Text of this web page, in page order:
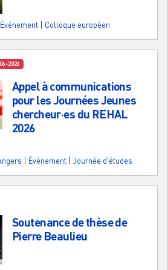
Événement Colloque européen
2026
Appel à communications
pour les Journées Jeunes
chercheur·es du REHAL
2026
Événement Journée d'études
Soutenance de thèse de
Pierre Beaulieu